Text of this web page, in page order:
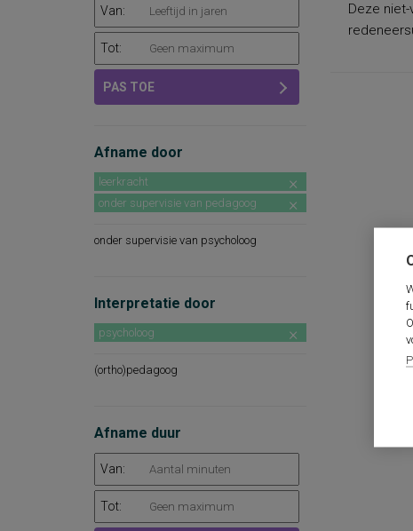
Van:
Tot:
PAS TOE
Afname door
leerkracht
onder supervisie van pedagoog
onder supervisie van psycholoog
Interpretatie door
psycholoog
(ortho)pedagoog
Afname duur
Van:
Tot:
Deze